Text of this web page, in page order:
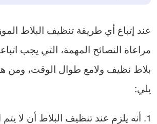
عند إتباع أي طريقة تنظيف البلاط
مراعاة النصائح المهمة، التي يجب
بلاط نظيف ولامع طوال الوقت، ومن
يلي:
أنه يلزم عند تنظيف البلاط أن لا